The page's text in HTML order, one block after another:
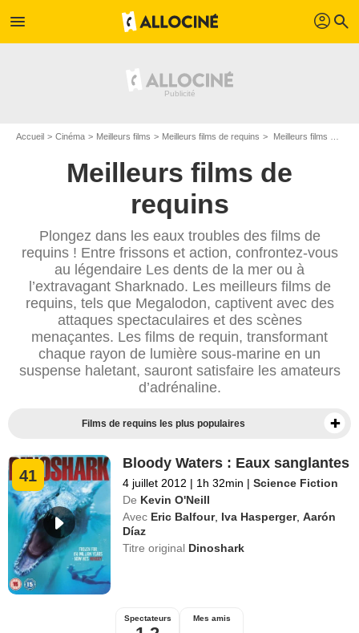
menu profil search
Accueil Cinéma Meilleurs films Meilleurs films de requins Meilleurs films avec des requins - Page 5
Meilleurs films de
requins
Plongez dans les eaux troubles des films de
requins ! Entre frissons et action, confrontez-vous
au légendaire Les dents de la mer ou à
l’extravagant Sharknado. Les meilleurs films de
requins, tels que Megalodon, captivent avec des
attaques spectaculaires et des scènes
menaçantes. Les films de requin, transformant
chaque rayon de lumière sous-marine en un
suspense haletant, sauront satisfaire les amateurs
d’adrénaline.
Films de requins les plus populaires
41
Bloody Waters : Eaux sanglantes
4 juillet 2012 | 1h 32min | Science Fiction
De Kevin O'Neill
Avec Eric Balfour, Iva Hasperger,Aarón
Díaz
Titre original Dinoshark
Spectateurs Mes amis